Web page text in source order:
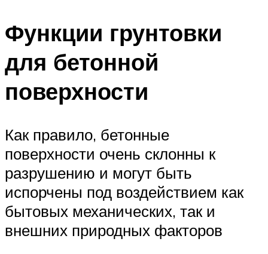
Функции грунтовки
для бетонной
поверхности
Как правило, бетонные
поверхности очень склонны к
разрушению и могут быть
испорчены под воздействием как
бытовых механических, так и
внешних природных факторов